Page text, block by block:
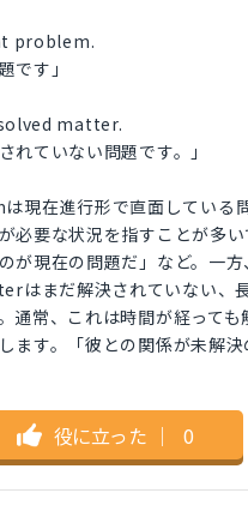
problem.
です」
matter.
れていない問題です。」
現在進行形で直面している
必要な状況を指すことが多
が現在の問題だ」など。一方
はまだ解決されていない、
通常、これは時間が経っても
ます。「彼との関係が未解
役に立った ｜ 0